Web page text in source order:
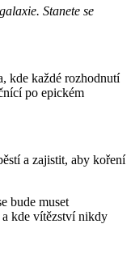
Stanete se
kde každé rozhodnutí
po epickém
a zajistit, aby koření
bude muset
a kde vítězství nikdy